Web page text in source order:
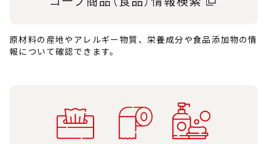
原材料の産地やアレルギー物質、栄養成分や食品添加物の情
報について確認できます。